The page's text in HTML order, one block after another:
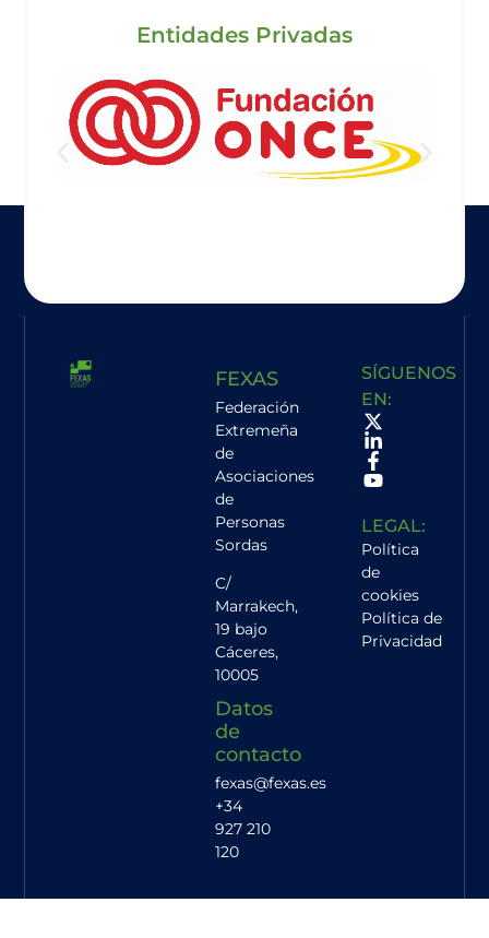
Entidades Privadas
FEXAS
Federación
Extremeña
de
Asociaciones
de
Personas
Sordas
C/
Marrakech,
19 bajo
Cáceres,
10005
Datos
de
contacto
fexas@fexas.es
+34
927 210
120
SÍGUENOS
EN:
LEGAL:
Política
de
cookies
Política de
Privacidad